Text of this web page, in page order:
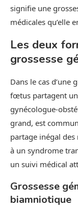
signifie une
médicales qu’elle
Les deux
grossesse
Dans le cas d’une
fœtus partagent
gynécologue-
grand, est
partage inégal
à un syndrome
un suivi médical
Grossesse
biamniotique